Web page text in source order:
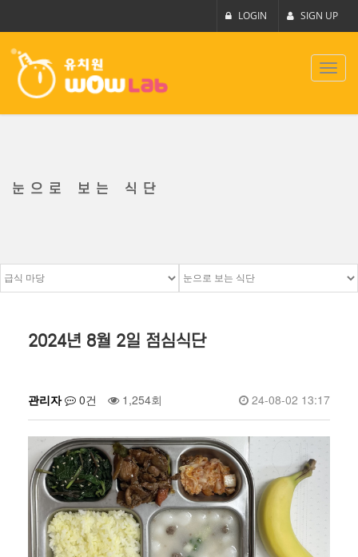
LOGIN SIGN UP
눈으로 보는 식단
2024년 8월 2일 점심식단
관리자 0건 1,254회 24-08-02 13:17